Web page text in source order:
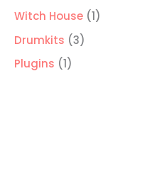
productos
Witch House 11
Drumkits 33
Plugins 11